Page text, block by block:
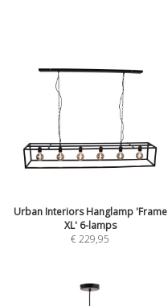
Urban Interiors Hanglamp 'Frame
XL' 6-lamps
€229,95